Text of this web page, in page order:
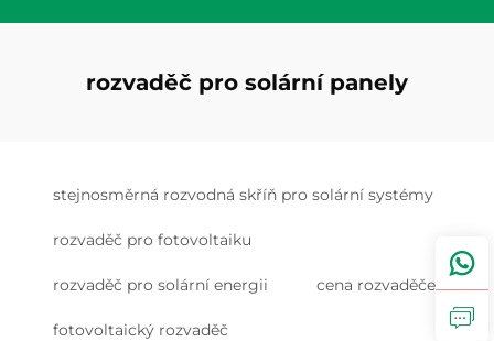
rozvaděč pro solární panely
stejnosměrná rozvodná skříň pro solární systémy
rozvaděč pro fotovoltaiku
rozvaděč pro solární energii cena rozvaděče
fotovoltaický rozvaděč